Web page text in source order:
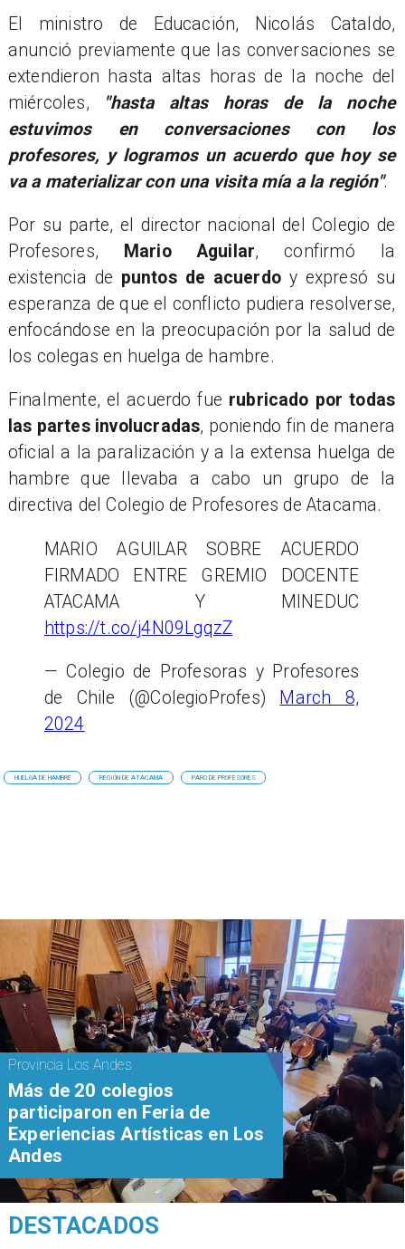
El ministro de Educación, Nicolás Cataldo,
anunció previamente que las conversaciones se
extendieron hasta altas horas de la noche del
miércoles,
"hasta altas horas de la noche
estuvimos en conversaciones con los
profesores, y logramos un acuerdo que hoy se
va a materializar con una visita mía a la región".
Por su parte, el director nacional del Colegio de
Profesores,
Mario Aguilar, confirmó la
existencia de puntos de acuerdoy expresó su
esperanza de que el conflicto pudiera resolverse,
enfocándose en la preocupación por la salud de
los colegas en huelga de hambre.
​Finalmente, el acuerdo fue rubricado por todas
las partes involucradas, poniendo fin de manera
oficial a la paralización y a la extensa huelga de
hambre que llevaba a cabo un grupo de la
directiva del Colegio de Profesores de Atacama.
MARIO AGUILAR SOBRE ACUERDO
FIRMADO ENTRE GREMIO DOCENTE
ATACAMA Y MINEDUC
https://t.co/j4N09LgqzZ
— Colegio de Profesoras y Profesores
de Chile (@ColegioProfes)
March 8,
2024
HUELGA DE HAMBRE REGIÓN DE ATACAMA PARO DE PROFESORES
Provincia Los Andes
Más de 20 colegios
participaron en Feria de
Experiencias Artísticas en Los
Andes
DESTACADOS